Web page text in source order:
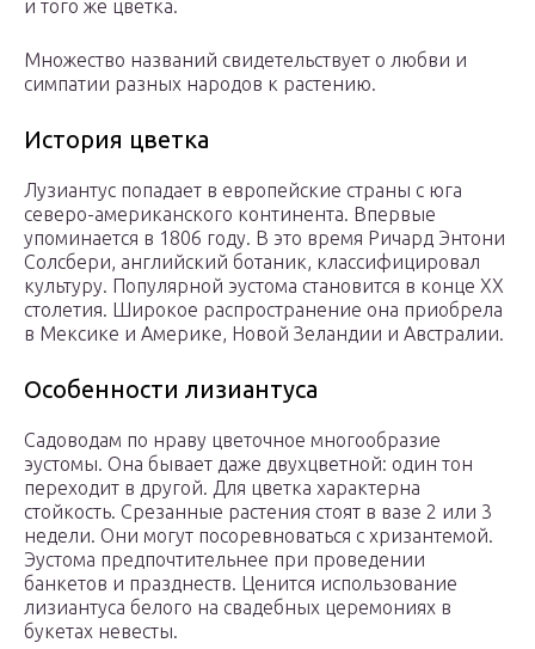
и того же цветка.
Множество названий свидетельствует о любви и
симпатии разных народов к растению.
История цветка
Лузиантус попадает в европейские страны с юга
северо-американского континента. Впервые
упоминается в 1806 году. В это время Ричард Энтони
Солсбери, английский ботаник, классифицировал
культуру. Популярной эустома становится в конце ХХ
столетия. Широкое распространение она приобрела
в Мексике и Америке, Новой Зеландии и Австралии.
Особенности лизиантуса
Садоводам по нраву цветочное многообразие
эустомы. Она бывает даже двухцветной: один тон
переходит в другой. Для цветка характерна
стойкость. Срезанные растения стоят в вазе 2 или 3
недели. Они могут посоревноваться с хризантемой.
Эустома предпочтительнее при проведении
банкетов и празднеств. Ценится использование
лизиантуса белого на свадебных церемониях в
букетах невесты.